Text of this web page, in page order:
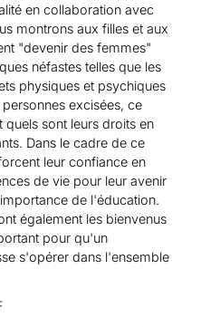
en collaboration avec
montrons aux filles et aux
"devenir des femmes"
néfastes telles que les
physiques et psychiques
excisées, ce
sont leurs droits en
Dans le cadre de ce
leur confiance en
de vie pour leur avenir
de l'éducation.
également les bienvenus
pour qu'un
s'opérer dans l'ensemble